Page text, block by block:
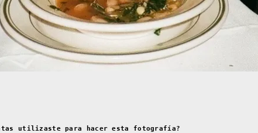
utilizaste para hacer esta fotografía?